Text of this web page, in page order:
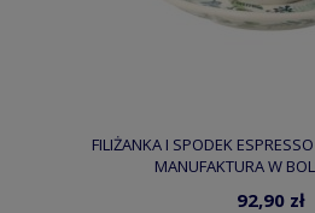
FILIŻANKA I SPODEK
MANUFAKTURA W
92,90 zł